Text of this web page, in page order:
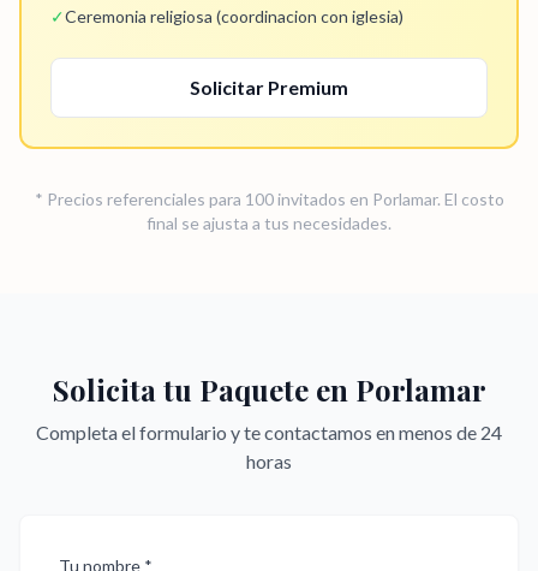
✓Ceremonia religiosa (coordinacion con iglesia)
Solicitar Premium
* Precios referenciales para 100 invitados en Porlamar. El costo
final se ajusta a tus necesidades.
Solicita tu Paquete en Porlamar
Completa el formulario y te contactamos en menos de 24
horas
Tu nombre *